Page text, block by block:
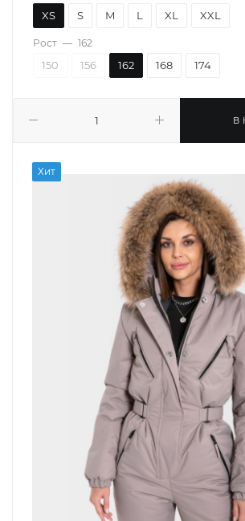
В
XS S M L XL XXL
Рост — 162
150 156 162 168 174
Хит